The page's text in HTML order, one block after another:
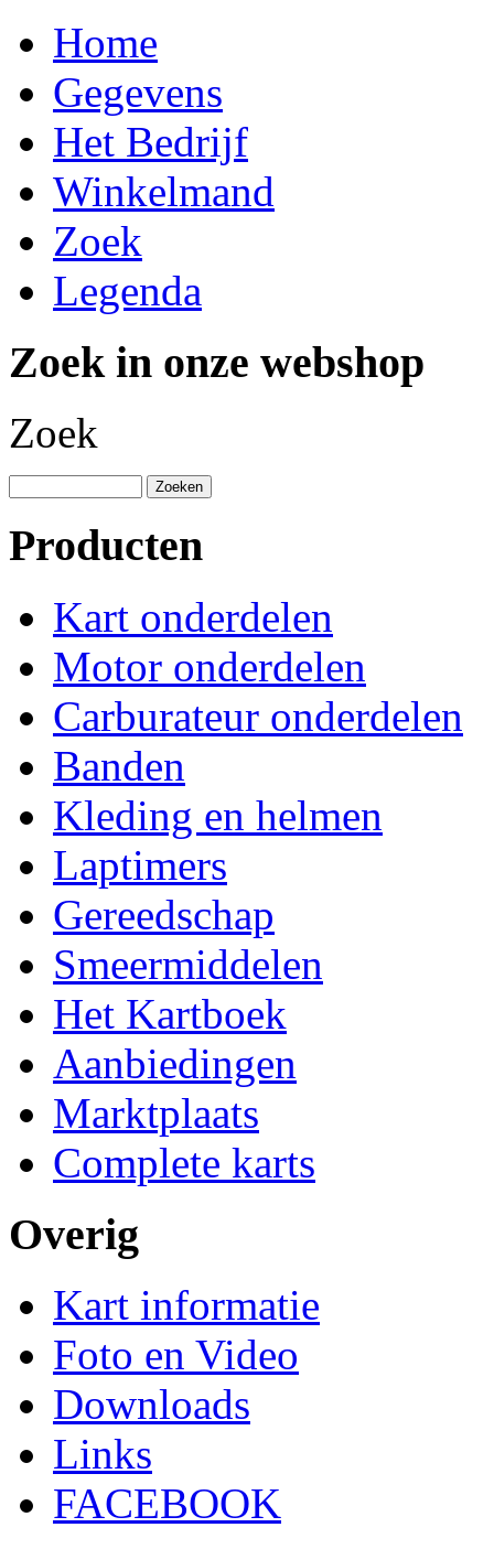
Home
Gegevens
Het Bedrijf
Winkelmand
Zoek
Legenda
Zoek in onze webshop
Zoek
Producten
Kart onderdelen
Motor onderdelen
Carburateur onderdelen
Banden
Kleding en helmen
Laptimers
Gereedschap
Smeermiddelen
Het Kartboek
Aanbiedingen
Marktplaats
Complete karts
Overig
Kart informatie
Foto en Video
Downloads
Links
FACEBOOK